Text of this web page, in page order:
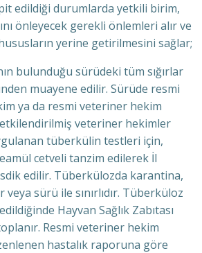
edildiği durumlarda yetkili birim,
önleyecek gerekli önlemleri alır ve
yerine getirilmesini sağlar;
bulunduğu sürüdeki tüm sığırlar
muayene edilir. Sürüde resmi
ya da resmi veteriner hekim
veteriner hekimler
tüberkülin testleri için,
cetveli tanzim edilerek İl
edilir. Tüberkülozda karantina,
veya sürü ile sınırlıdır. Tüberküloz
Hayvan Sağlık Zabıtası
Resmi veteriner hekim
hastalık raporuna göre